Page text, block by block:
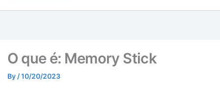
O que é: Memory Stick
By /10/20/2023